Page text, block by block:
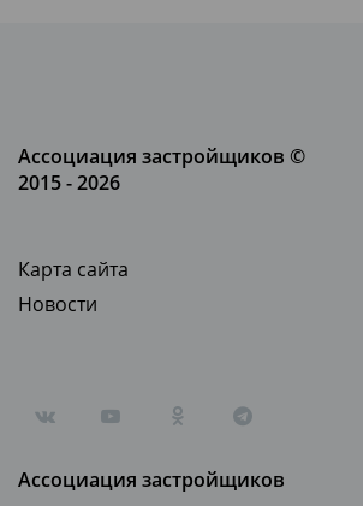
Ассоциация застройщиков ©
2015 - 2026
Карта сайта
Новости
Ассоциация застройщиков